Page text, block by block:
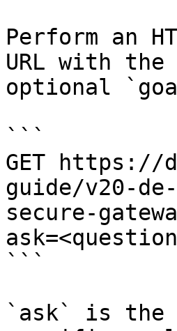
Perform an
URL with
optional
```
GET https://
guide/v20-
secure-
```
`ask` is the